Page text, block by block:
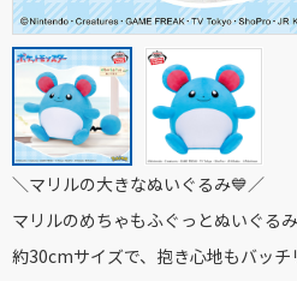
＼マリルの大きなぬいぐるみ💙／
マリルのめちゃもふぐっとぬいぐる
約30cmサイズで、抱き心地もバッチ